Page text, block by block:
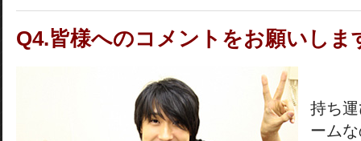
Q4.皆様へのコメントをお願いしま
持ち
ーム